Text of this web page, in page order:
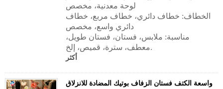
لوحة معدنية، مخصص
الخطاف: خطاف دائري، خطاف مربع، خطاف
دائري واسع، مخصص
مناسبة: ملابس، فستان، فستان طويل،
معطف، سترة، قميص، إلخ.
أكثر
واسعة الكتف فستان الزفاف بوتيك المضادة للانزلاق